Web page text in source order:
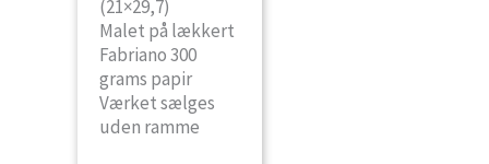
(21×29,7)
Malet på lækkert
Fabriano 300
grams papir
Værket sælges
uden ramme